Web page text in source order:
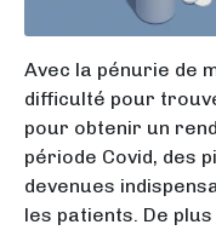
Avec la pénurie de
difficulté pour
pour obtenir un
période Covid, des
devenues
les patients. De